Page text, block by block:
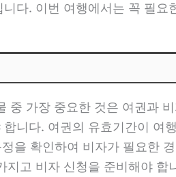
다. 이번 여행에서는 꼭 필요
가장 중요한 것은 여권과
니다. 여권의 유효기간이 여
을 확인하여 비자가 필요한
고 비자 신청을 준비해야